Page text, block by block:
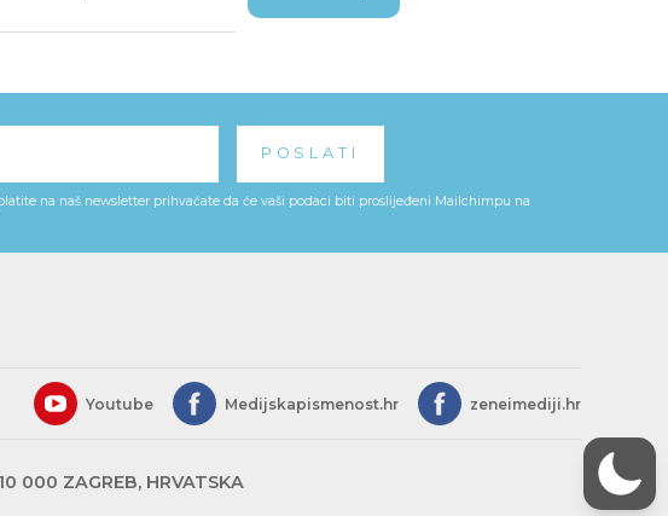
na naš newsletter prihvaćate da će vaši podaci biti proslijeđeni Mailchimpu na
Youtube Medijskapismenost.hr zeneimediji.hr
000 ZAGREB, HRVATSKA